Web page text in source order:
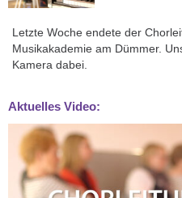
Letzte Woche endete der
Musikakademie am Dümmer.
Kamera dabei.
Aktuelles Video: